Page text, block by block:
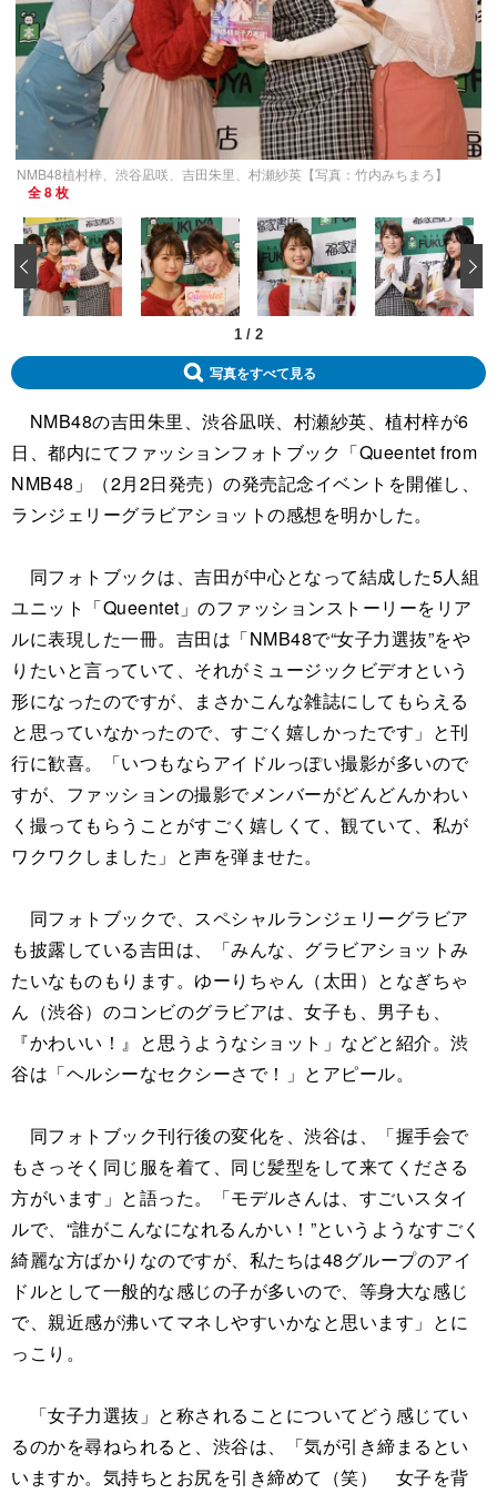
NMB48植村梓、渋谷凪咲、吉田朱里、村瀬紗英【写真：竹内みちまろ】
全 8 枚
1 / 2
‹
写真をすべて見る
NMB48の吉田朱里、渋谷凪咲、村瀬紗英、植村梓が6
日、都内にてファッションフォトブック「Queentet from
NMB48」（2月2日発売）の発売記念イベントを開催し、
ランジェリーグラビアショットの感想を明かした。
同フォトブックは、吉田が中心となって結成した5人組
ユニット「Queentet」のファッションストーリーをリア
ルに表現した一冊。吉田は「NMB48で“女子力選抜”をや
りたいと言っていて、それがミュージックビデオという
形になったのですが、まさかこんな雑誌にしてもらえる
と思っていなかったので、すごく嬉しかったです」と刊
行に歓喜。「いつもならアイドルっぽい撮影が多いので
すが、ファッションの撮影でメンバーがどんどんかわい
く撮ってもらうことがすごく嬉しくて、観ていて、私が
ワクワクしました」と声を弾ませた。
同フォトブックで、スペシャルランジェリーグラビア
も披露している吉田は、「みんな、グラビアショットみ
たいなものもります。ゆーりちゃん（太田）となぎちゃ
ん（渋谷）のコンビのグラビアは、女子も、男子も、
『かわいい！』と思うようなショット」などと紹介。渋
谷は「ヘルシーなセクシーさで！」とアピール。
同フォトブック刊行後の変化を、渋谷は、「握手会で
もさっそく同じ服を着て、同じ髪型をして来てくださる
方がいます」と語った。「モデルさんは、すごいスタイ
ルで、“誰がこんなになれるんかい！”というようなすごく
綺麗な方ばかりなのですが、私たちは48グループのアイ
ドルとして一般的な感じの子が多いので、等身大な感じ
で、親近感が沸いてマネしやすいかなと思います」とに
っこり。
「女子力選抜」と称されることについてどう感じてい
るのかを尋ねられると、渋谷は、「気が引き締まるとい
いますか。気持ちとお尻を引き締めて（笑） 女子を背